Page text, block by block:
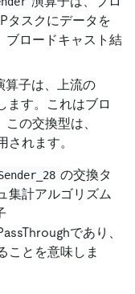
タスクにデータを
ブロードキャスト結
算子は、上流の
ます。これはブロ
の交換型は、
れます。
の交換タ
集計アルゴリズム
であり、
ことを意味しま